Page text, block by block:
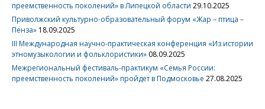
преемственность поколений» в Липецкой области 29.10.2025
Приволжский культурно-образовательный форум «Жар – птица –
Пенза» 18.09.2025
III Международная научно-практическая конференция «Из истории
этномузыкологии и фольклористики» 08.09.2025
Межрегиональный фестиваль-практикум «Семья России:
преемственность поколений» пройдет в Подмосковье 27.08.2025